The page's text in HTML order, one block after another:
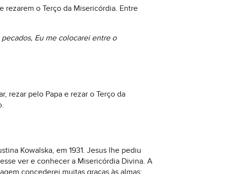
rezarem o Terço da Misericórdia. Entre
Eu me colocarei entre o
rezar pelo Papa e rezar o Terço da
Kowalska, em 1931. Jesus lhe pediu
ver e conhecer a Misericórdia Divina. A
concederei muitas graças às almas;